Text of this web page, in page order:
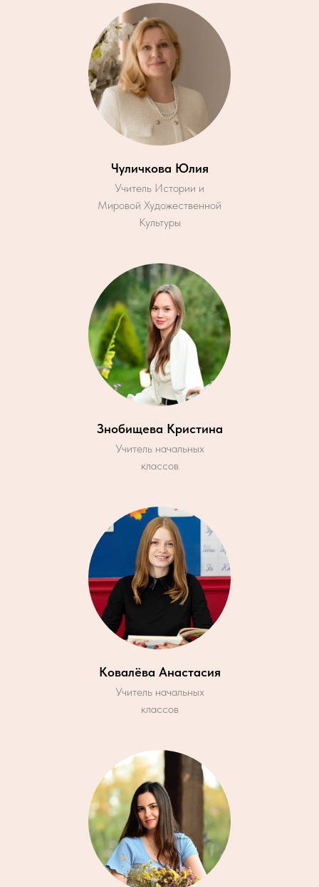
Чуличкова Юлия
Учитель Истории и
Мировой Художественной
Культуры
Знобищева Кристина
Учитель начальных
классов
Ковалёва Анастасия
Учитель начальных
классов